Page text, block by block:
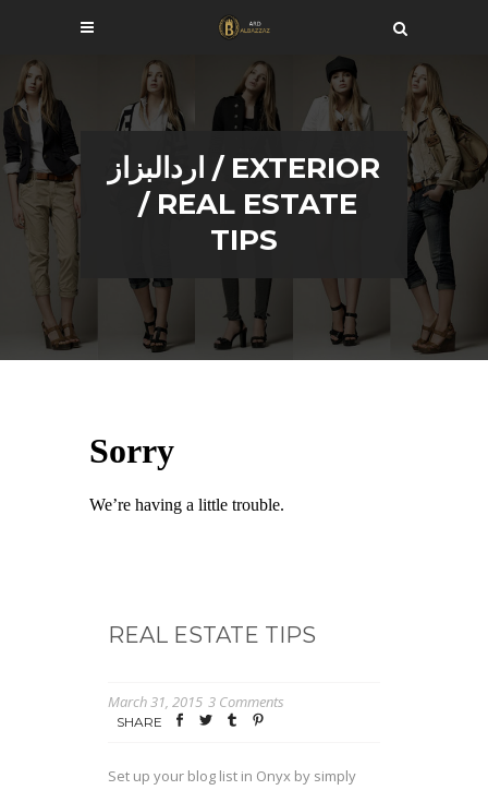
اردالبزاز / EXTERIOR
/ REAL ESTATE
TIPS
REAL ESTATE TIPS
March 31, 2015 3 Comments
SHARE
Set up your blog list in Onyx by simply